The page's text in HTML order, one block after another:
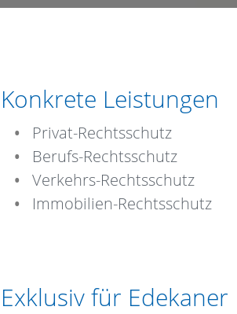
Konkrete Leistungen
Privat-Rechtsschutz
Berufs-Rechtsschutz
Verkehrs-Rechtsschutz
Immobilien-Rechtsschutz
Exklusiv für Edekaner